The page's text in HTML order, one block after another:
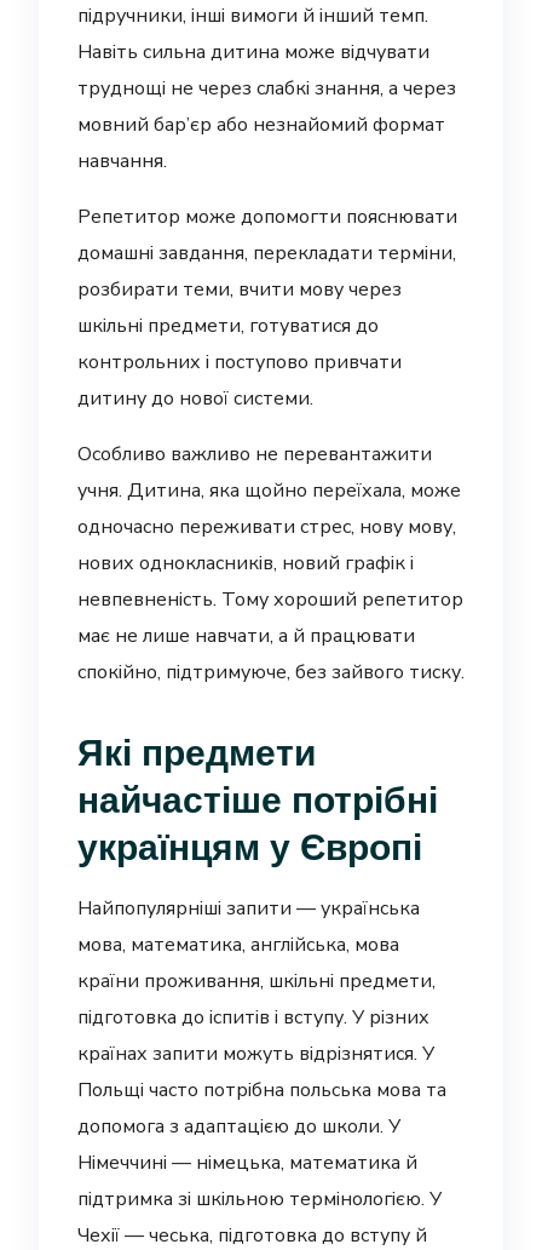
підручники, інші вимоги й інший темп.
Навіть сильна дитина може відчувати
труднощі не через слабкі знання, а через
мовний бар’єр або незнайомий формат
навчання.
Репетитор може допомогти пояснювати
домашні завдання, перекладати терміни,
розбирати теми, вчити мову через
шкільні предмети, готуватися до
контрольних і поступово привчати
дитину до нової системи.
Особливо важливо не перевантажити
учня. Дитина, яка щойно переїхала, може
одночасно переживати стрес, нову мову,
нових однокласників, новий графік і
невпевненість. Тому хороший репетитор
має не лише навчати, а й працювати
спокійно, підтримуюче, без зайвого тиску.
Які предмети
найчастіше потрібні
українцям у Європі
Найпопулярніші запити — українська
мова, математика, англійська, мова
країни проживання, шкільні предмети,
підготовка до іспитів і вступу. У різних
країнах запити можуть відрізнятися. У
Польщі часто потрібна польська мова та
допомога з адаптацією до школи. У
Німеччині — німецька, математика й
підтримка зі шкільною термінологією. У
Чехії — чеська, підготовка до вступу й